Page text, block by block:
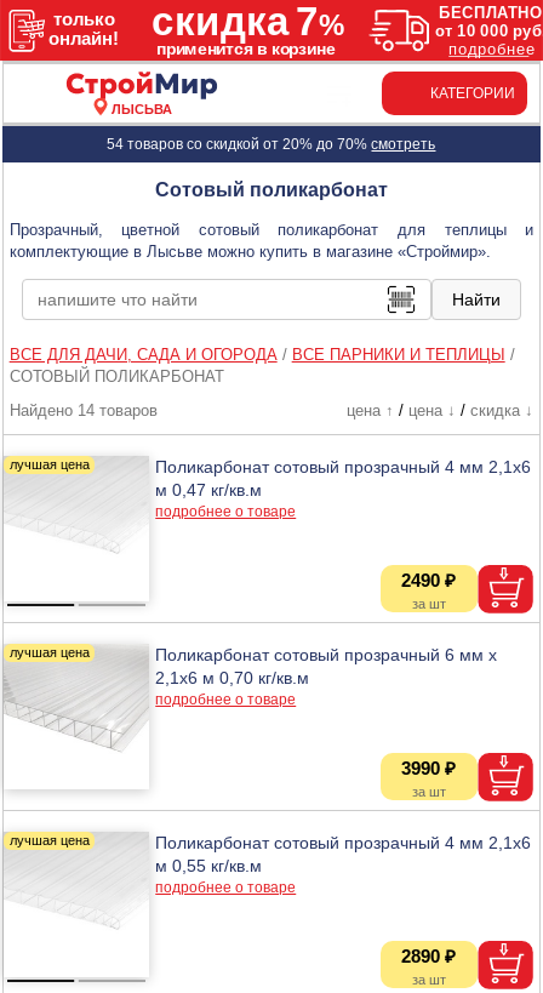
ЛЫСЬВА
КАТЕГОРИИ
54 товаров со скидкой от 20% до 70%смотреть
Сотовый поликарбонат
Прозрачный, цветной сотовый поликарбонат для теплицы и
комплектующие в Лысьве можно купить в магазине «Строймир».
ВСЕ ДЛЯ ДАЧИ, САДА И ОГОРОДА/ ВСЕ ПАРНИКИ И ТЕПЛИЦЫ /
СОТОВЫЙ ПОЛИКАРБОНАТ
Найдено 14 товаров
цена ↑ / цена ↓ / скидка ↓
Поликарбонат сотовый прозрачный 4 мм 2,1х6
м 0,47 кг/кв.м
подробнее о товаре
2490 ₽
Поликарбонат сотовый прозрачный 6 мм х
2,1х6 м 0,70 кг/кв.м
подробнее о товаре
3990 ₽
Поликарбонат сотовый прозрачный 4 мм 2,1х6
м 0,55 кг/кв.м
подробнее о товаре
2890 ₽